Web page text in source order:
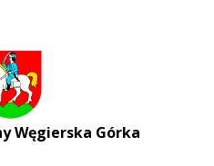
Węgierska Górka